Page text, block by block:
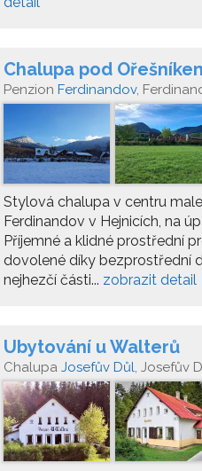
Chalupa pod
Penzion Ferdinandov,
Stylová chalupa v centru
Ferdinandov v Hejnicích, na
Příjemné a klidné prostřední
dovolené díky bezprostřední
nejhezčí části... zobrazit detail
Ubytování u Walterů
Chalupa Josefův Důl, Josefův